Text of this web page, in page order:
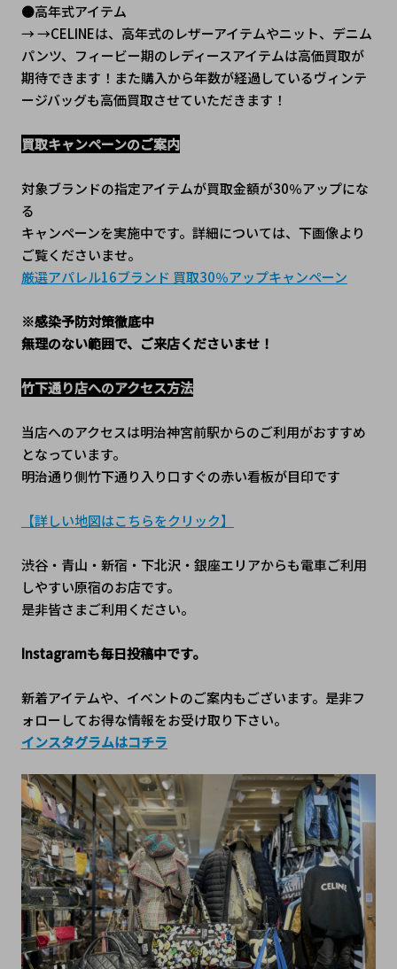
●高年式アイテム
→ →CELINEは、高年式のレザーアイテムやニット、デニム
パンツ、フィービー期のレディースアイテムは高価買取が
期待できます！また購入から年数が経過しているヴィンテ
ージバッグも高価買取させていただきます！
買取キャンペーンのご案内
対象ブランドの指定アイテムが買取金額が30％アップにな
る
キャンペーンを実施中です。詳細については、下画像より
ご覧くださいませ。
厳選アパレル16ブランド 買取30％アップキャンペーン
※感染予防対策徹底中
無理のない範囲で、ご来店くださいませ！
竹下通り店へのアクセス方法
当店へのアクセスは明治神宮前駅からのご利用がおすすめ
となっています。
明治通り側竹下通り入り口すぐの赤い看板が目印です
【詳しい地図はこちらをクリック】
渋谷・青山・新宿・下北沢・銀座エリアからも電車ご利用
しやすい原宿のお店です。
是非皆さまご利用ください。
Instagramも毎日投稿中です。
新着アイテムや、イベントのご案内もございます。是非フ
ォローしてお得な情報をお受け取り下さい。
インスタグラムはコチラ